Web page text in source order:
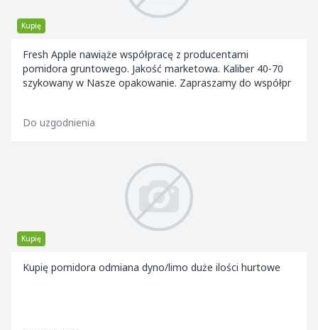
Kupię
Fresh Apple nawiąże współpracę z producentami
pomidora gruntowego. Jakość marketowa. Kaliber 40-70
szykowany w Nasze opakowanie. Zapraszamy do współpr
Do uzgodnienia
Kupię
Kupię pomidora odmiana dyno/limo duże ilości hurtowe